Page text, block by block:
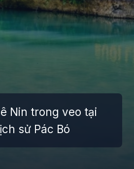
Nin trong veo tại
sử Pác Bó